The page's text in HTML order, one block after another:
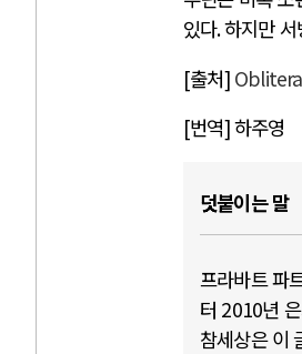
있다.하지만
[출처]
[번역] 하주영
덧붙이는 말
프라바트 파
터 2010년
참세상은 이